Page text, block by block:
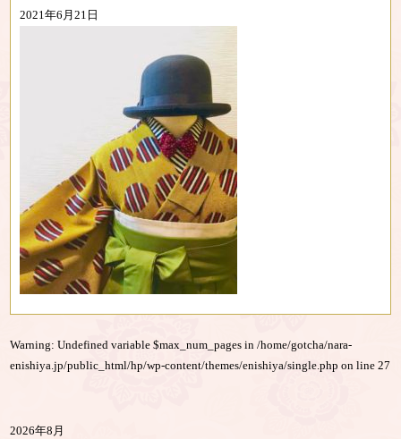
2021年6月21日
Warning: Undefined variable $max_num_pages in/home/gotcha/nara-
enishiya.jp/public_html/hp/wp-content/themes/enishiya/single.php on line27
2026年8月